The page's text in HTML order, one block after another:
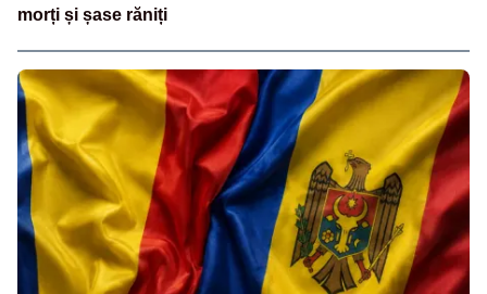
morți și șase răniți